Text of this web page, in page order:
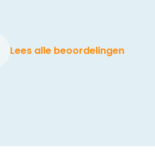
Lees alle beoordelingen